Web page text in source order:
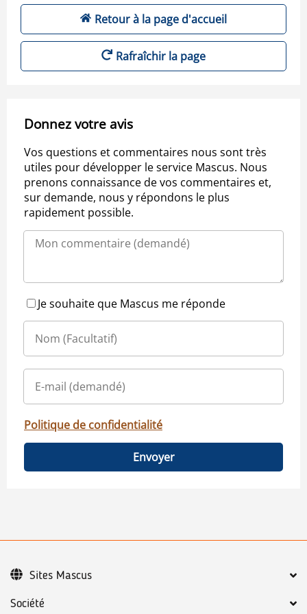
Retour à la page d'accueil
Rafraîchir la page
Donnez votre avis
Vos questions et commentaires nous sont très
utiles pour développer le service Mascus. Nous
prenons connaissance de vos commentaires et,
sur demande, nous y répondons le plus
rapidement possible.
Je souhaite que Mascus me réponde
Politique de confidentialité
Envoyer
Société
Sites Mascus